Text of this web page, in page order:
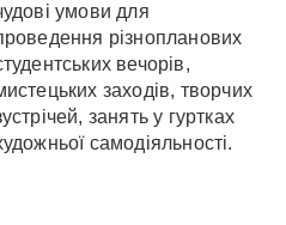
умови для
різнопланових
вечорів,
заходів, творчих
занять у гуртках
самодіяльності.